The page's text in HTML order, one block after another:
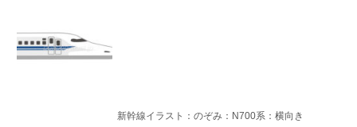
新幹線イラスト：のぞみ：N700系：横向き